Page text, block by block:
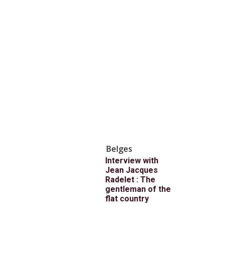
Belges
Interview with
Jean Jacques
Radelet : The
gentleman of the
flat country